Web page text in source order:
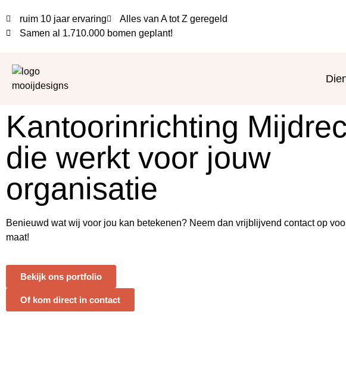
ruim 10 jaar ervaring
Alles van A tot Z geregeld
Samen al 1.710.000 bomen geplant!
Kantoorinrichting
die werkt voor jouw
organisatie
Benieuwd wat wij voor jou kan betekenen? Neem dan vrijblijvend contact op
maat!
Bekijk ons portfolio
Of kom direct in contact